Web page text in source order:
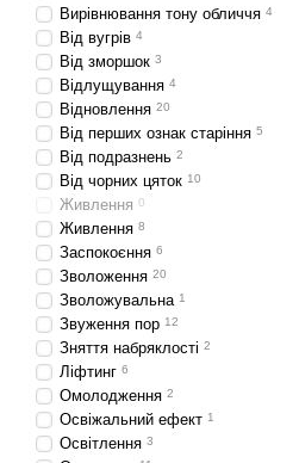
Вирівнювання тону обличчя 4
Від вугрів 4
Від зморшок 3
Відлущування 4
Відновлення 20
Від перших ознак старіння 5
Від подразнень 2
Від чорних цяток 10
Живлення 0
Живлення 8
Заспокоєння 6
Зволоження 20
Зволожувальна 1
Звуження пор 12
Зняття набряклості 2
Ліфтинг 6
Омолодження 2
Освіжальний ефект 1
Освітлення 3